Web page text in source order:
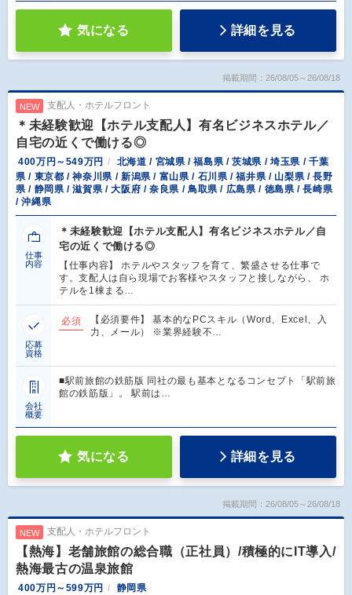
気になる 詳細を見る
掲載期間：26/08/05～26/08/18
NEW 支配人・ホテルフロント
＊未経験歓迎【ホテル支配人】有名ビジネスホテル／
自宅の近くで働ける◎
400万円～549万円
北海道 / 宮城県 / 福島県 / 茨城県 / 埼玉県 / 千葉
県 / 東京都 / 神奈川県 / 新潟県 / 富山県 / 石川県 / 福井県 / 山梨県 / 長野
県 / 静岡県 / 滋賀県 / 大阪府 / 奈良県 / 鳥取県 / 広島県 / 徳島県 / 長崎県
/ 沖縄県
仕事
内容
＊未経験歓迎【ホテル支配人】有名ビジネスホテル／自
宅の近くで働ける◎
【仕事内容】 ホテルやスタッフを育て、繁盛させる仕事で
す。支配人は自ら現場でお客様やスタッフと接しながら、 ホ
テルを1棟まる…
応募
資格
必須
【必須要件】 基本的なPCスキル（Word、Excel、入
力、メール） ※業界経験不…
会社
概要
■駅前旅館の鉄筋版 同社の最も基本となるコンセプト「駅前旅
館の鉄筋版」。 駅前は…
気になる 詳細を見る
掲載期間：26/08/05～26/08/18
NEW 支配人・ホテルフロント
【熱海】老舗旅館の総合職（正社員）/積極的にIT導入/
熱海最古の温泉旅館
400万円～599万円 静岡県